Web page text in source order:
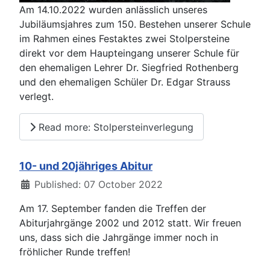
Am 14.10.2022 wurden anlässlich unseres
Jubiläumsjahres zum 150. Bestehen unserer Schule
im Rahmen eines Festaktes zwei Stolpersteine
direkt vor dem Haupteingang unserer Schule für
den ehemaligen Lehrer Dr. Siegfried Rothenberg
und den ehemaligen Schüler Dr. Edgar Strauss
verlegt.
Read more: Stolpersteinverlegung
10- und 20jähriges Abitur
DetailsPublished: 07 October 2022
Am 17. September fanden die Treffen der
Abiturjahrgänge 2002 und 2012 statt. Wir freuen
uns, dass sich die Jahrgänge immer noch in
fröhlicher Runde treffen!